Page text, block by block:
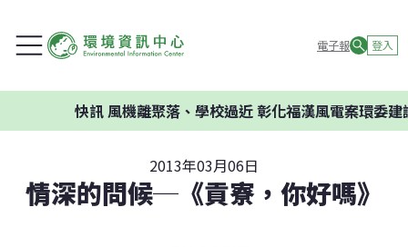
電子報 登入
風機離聚落、學校過近 彰化福漢風電案環委建議不應
2013年03月06日
情深的問候─《貢寮，你好嗎》